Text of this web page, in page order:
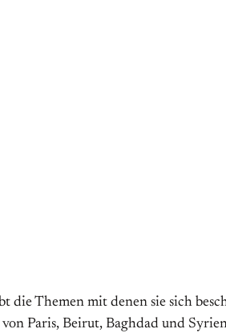
die Themen mit denen sie sich
Paris, Beirut, Baghdad und